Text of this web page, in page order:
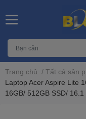
Trang chủ / Tất cả sản
Laptop Acer Aspire Lite
16GB/ 512GB SSD/